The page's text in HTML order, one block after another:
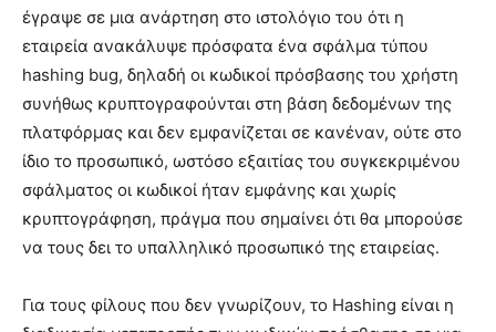
έγραψε σε μια ανάρτηση στο ιστολόγιο του ότι η
εταιρεία ανακάλυψε πρόσφατα ένα σφάλμα τύπου
hashing bug, δηλαδή οι κωδικοί πρόσβασης του χρήστη
συνήθως κρυπτογραφούνται στη βάση δεδομένων της
πλατφόρμας και δεν εμφανίζεται σε κανέναν, ούτε στο
ίδιο το προσωπικό, ωστόσο εξαιτίας του συγκεκριμένου
σφάλματος οι κωδικοί ήταν εμφάνης και χωρίς
κρυπτογράφηση, πράγμα που σημαίνει ότι θα μπορούσε
να τους δει το υπαλληλικό προσωπικό της εταιρείας.
Για τους φίλους που δεν γνωρίζουν, το Hashing είναι η